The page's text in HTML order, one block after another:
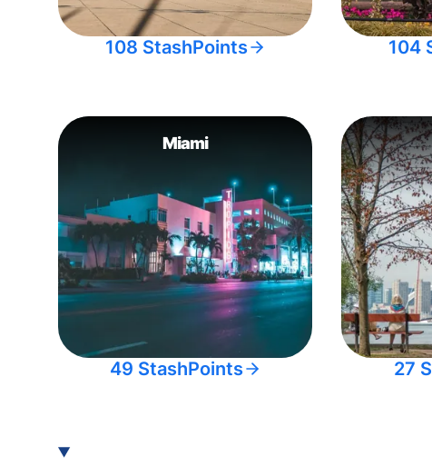
108 StashPoints 104
Miami
49 StashPoints 27